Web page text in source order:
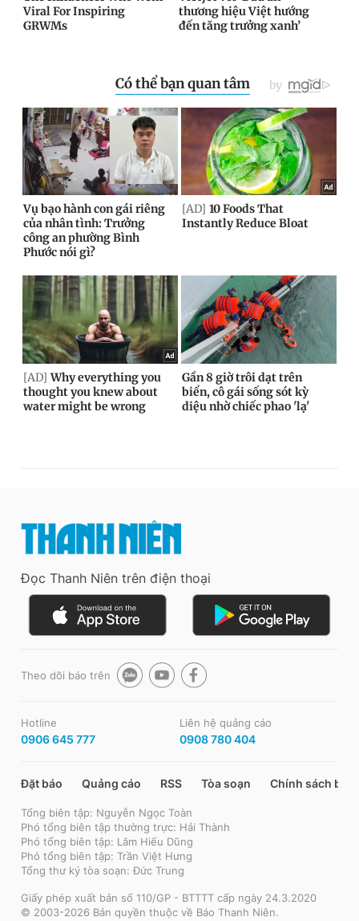
Đọc Thanh Niên trên điện thoại
Theo dõi báo trên
Hotline
0906 645 777
Liên hệ quảng cáo
0908 780 404
Đặt báo Quảng cáo RSS Tòa soạn Chính sách bảo
Tổng biên tập: Nguyễn Ngọc Toàn
Phó tổng biên tập thường trực: Hải Thành
Phó tổng biên tập: Lâm Hiếu Dũng
Phó tổng biên tập: Trần Việt Hưng
Tổng thư ký tòa soạn: Đức Trung
Giấy phép xuất bản số 110/GP - BTTTT cấp ngày 24.3.2020
© 2003-2026 Bản quyền thuộc về Báo Thanh Niên.